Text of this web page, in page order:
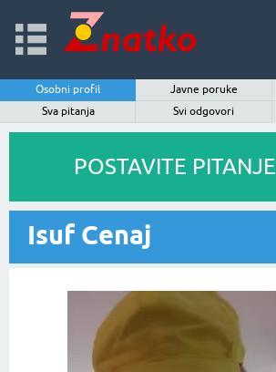
Osobni profil Javne poruke
Sva pitanja
Svi odgovori
POSTAVITE PITANJE
Isuf Cenaj